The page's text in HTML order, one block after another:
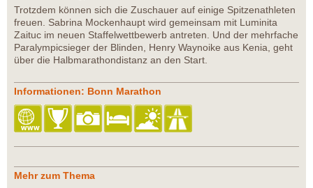
Trotzdem können sich die Zuschauer auf einige Spitzenathleten
freuen. Sabrina Mockenhaupt wird gemeinsam mit Luminita
Zaituc im neuen Staffelwettbewerb antreten. Und der mehrfache
Paralympicsieger der Blinden, Henry Waynoike aus Kenia, geht
über die Halbmarathondistanz an den Start.
Informationen: Bonn Marathon
Mehr zum Thema